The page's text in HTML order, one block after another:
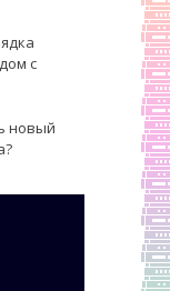
с
новый